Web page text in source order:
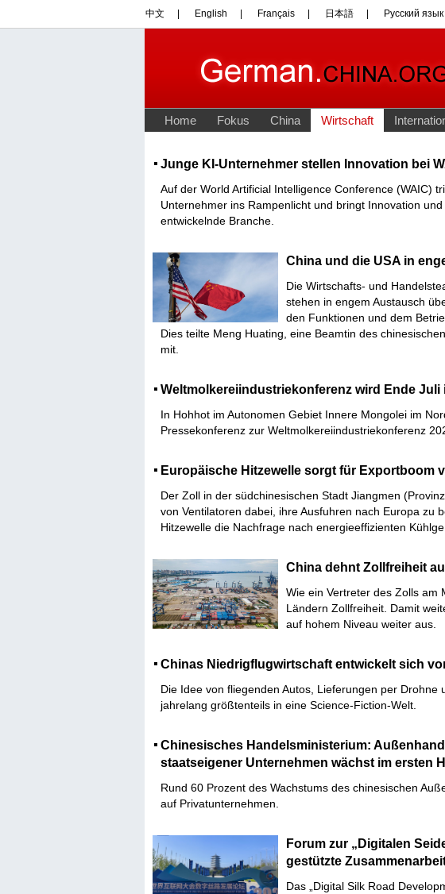
Junge KI-Unternehmer stellen Innovation bei
Auf der World Artificial Intelligence Conference (WAIC)
Unternehmer ins Rampenlicht und bringt Innovation
entwickelnde Branche.
China und die USA in
Die Wirtschafts- und
stehen in engem Austausch
den Funktionen und dem
Dies teilte Meng Huating, eine Beamtin des
mit.
Weltmolkereiindustriekonferenz wird Ende
In Hohhot im Autonomen Gebiet Innere Mongolei im
Pressekonferenz zur Weltmolkereiindustriekonferenz
Europäische Hitzewelle sorgt für Exportboom
Der Zoll in der südchinesischen Stadt Jiangmen
von Ventilatoren dabei, ihre Ausfuhren nach Europa zu
Hitzewelle die Nachfrage nach energieeffizienten
China dehnt Zollfreiheit
Wie ein Vertreter des Zolls am
Ländern Zollfreiheit. Damit
auf hohem Niveau weiter aus.
Chinas Niedrigflugwirtschaft entwickelt sich
Die Idee von fliegenden Autos, Lieferungen per Drohne
jahrelang größtenteils in eine Science-Fiction-Welt.
Chinesisches Handelsministerium:
staatseigener Unternehmen wächst im ersten
​Rund 60 Prozent des Wachstums des chinesischen
auf Privatunternehmen.
Forum zur „Digitalen
gestützte
Das „Digital Silk Road